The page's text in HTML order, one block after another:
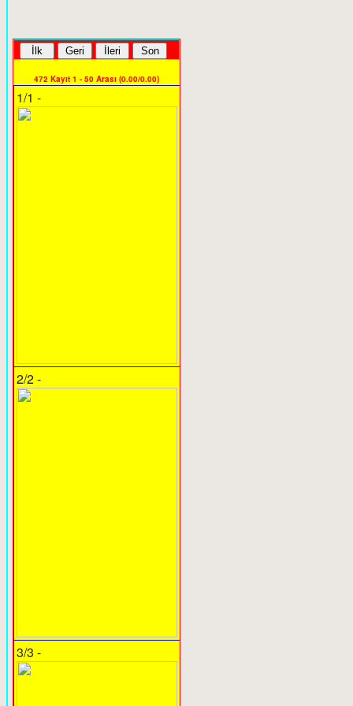
472 Kayıt 1 - 50 Arası (0.00/0.00)
1/1 -
2/2 -
3/3 -